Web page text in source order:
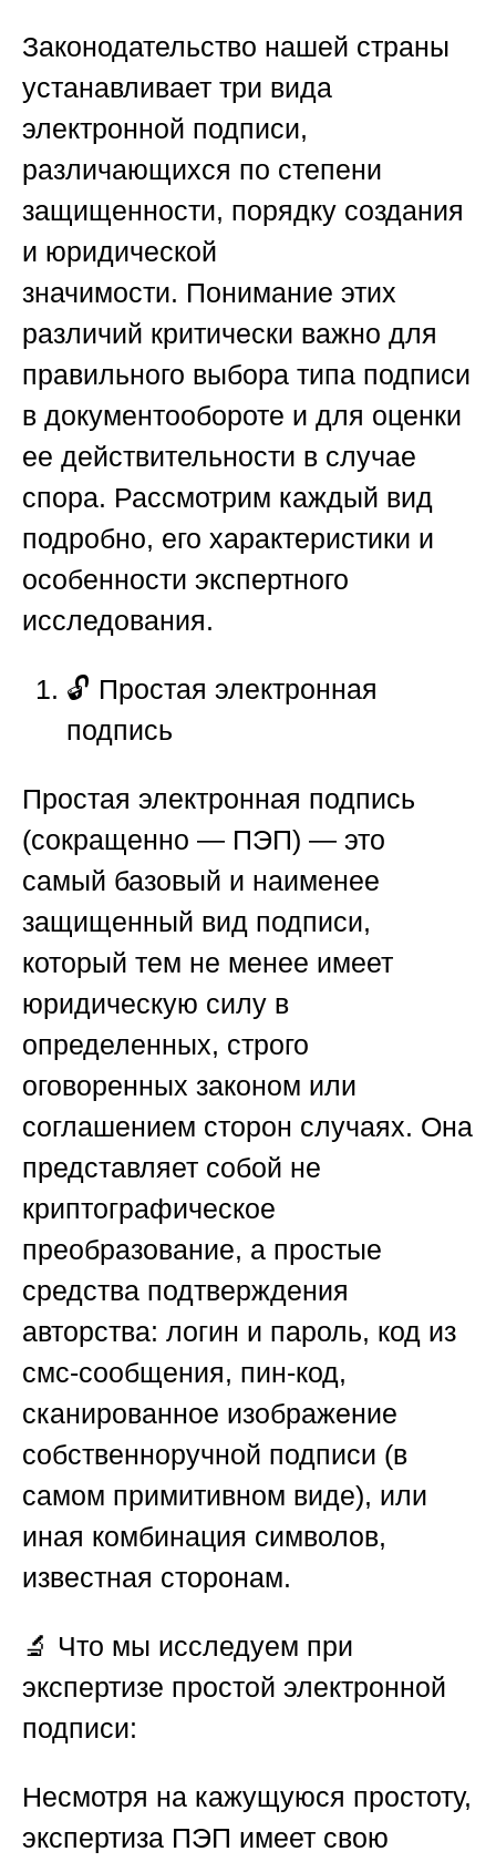
Законодательство нашей страны
устанавливает три вида
электронной подписи,
различающихся по степени
защищенности, порядку создания
и юридической
значимости. Понимание этих
различий критически важно для
правильного выбора типа подписи
в документообороте и для оценки
ее действительности в случае
спора. Рассмотрим каждый вид
подробно, его характеристики и
особенности экспертного
исследования.
🔓 Простая электронная
подпись
Простая электронная подпись
(сокращенно — ПЭП) — это
самый базовый и наименее
защищенный вид подписи,
который тем не менее имеет
юридическую силу в
определенных, строго
оговоренных законом или
соглашением сторон случаях. Она
представляет собой не
криптографическое
преобразование, а простые
средства подтверждения
авторства: логин и пароль, код из
смс-сообщения, пин-код,
сканированное изображение
собственноручной подписи (в
самом примитивном виде), или
иная комбинация символов,
известная сторонам.
🔬 Что мы исследуем при
экспертизе простой электронной
подписи:
Несмотря на кажущуюся простоту,
экспертиза ПЭП имеет свою